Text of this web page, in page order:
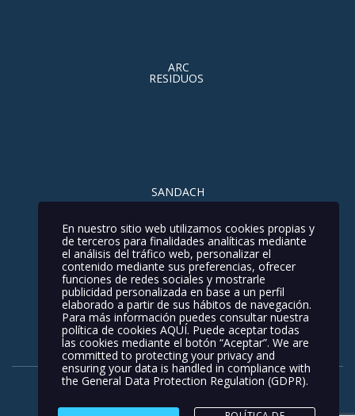
ARC
RESIDUOS
SANDACH
Contacto Nuestros Servicios
Noticias
Política de privacidad
Política de Calidad y Medio Ambiente
Política de Cookies
Aviso Legal
En nuestro sitio web utilizamos cookies propias y
de terceros para finalidades analíticas mediante
el análisis del tráfico web, personalizar el
contenido mediante sus preferencias, ofrecer
funciones de redes sociales y mostrarle
publicidad personalizada en base a un perfil
elaborado a partir de sus hábitos de navegación.
Para más información puedes consultar nuestra
política de cookies AQUÍ. Puede aceptar todas
las cookies mediante el botón “Aceptar”. We are
committed to protecting your privacy and
ensuring your data is handled in compliance with
the General Data Protection Regulation (GDPR).